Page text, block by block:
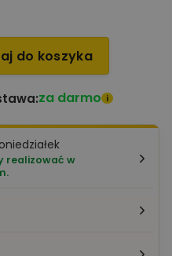
do koszyka
za darmo i
realizować w